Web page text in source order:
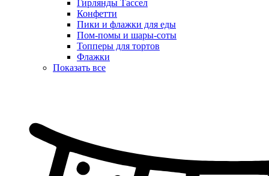
Гирлянды Тассел
Конфетти
Пики и флажки для еды
Пом-помы и шары-соты
Топперы для тортов
Флажки
Показать все